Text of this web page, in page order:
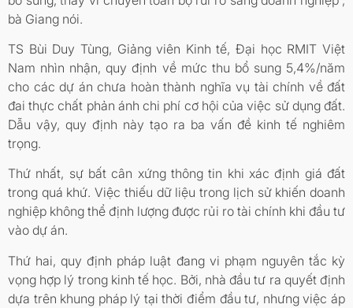
bà Giang nói.
TS Bùi Duy Tùng, Giảng viên Kinh tế, Đại học RMIT Việt
Nam nhìn nhận, quy định về mức thu bổ sung 5,4%/năm
cho các dự án chưa hoàn thành nghĩa vụ tài chính về đất
đai thực chất phản ánh chi phí cơ hội của việc sử dụng đất.
Dẫu vậy, quy định này tạo ra ba vấn đề kinh tế nghiêm
trọng.
Thứ nhất, sự bất cân xứng thông tin khi xác định giá đất
trong quá khứ. Việc thiếu dữ liệu trong lịch sử khiến doanh
nghiệp không thể định lượng được rủi ro tài chính khi đầu tư
vào dự án.
Thứ hai, quy định pháp luật đang vi phạm nguyên tắc kỳ
vọng hợp lý trong kinh tế học. Bởi, nhà đầu tư ra quyết định
dựa trên khung pháp lý tại thời điểm đầu tư, nhưng việc áp